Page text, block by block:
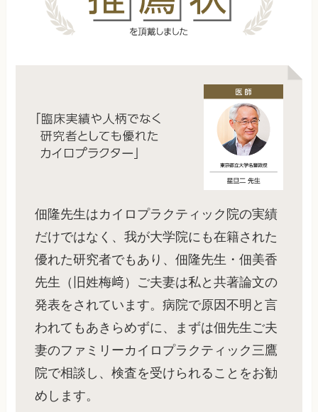
佃隆先生はカイロプラクティック院の実績
だけではなく、我が大学院にも在籍された
優れた研究者でもあり、佃隆先生・佃美香
先生（旧姓梅﨑）ご夫妻は私と共著論文の
発表をされています。病院で原因不明と言
われてもあきらめずに、まずは佃先生ご夫
妻のファミリーカイロプラクティック三鷹
院で相談し、検査を受けられることをお勧
めします。